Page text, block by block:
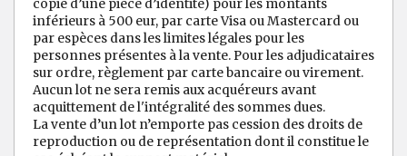
copie d’une pièce d’identité) pour les montants
inférieurs à 500 eur, par carte Visa ou Mastercard ou
par espèces dans les limites légales pour les
personnes présentes à la vente. Pour les adjudicataires
sur ordre, règlement par carte bancaire ou virement.
Aucun lot ne sera remis aux acquéreurs avant
acquittement de l'intégralité des sommes dues.
La vente d’un lot n’emporte pas cession des droits de
reproduction ou de représentation dont il constitue le